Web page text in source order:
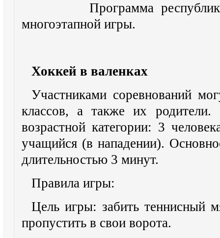
Программа
многоэтапной игры.
Хоккей в валенках
Участниками соревнований
классов, а также их
возрастной категории: 3
учащийся (в нападении).
длительностью 3 минут.
Правила игры:
Цель игры: забить теннисный
пропустить в свои ворота.